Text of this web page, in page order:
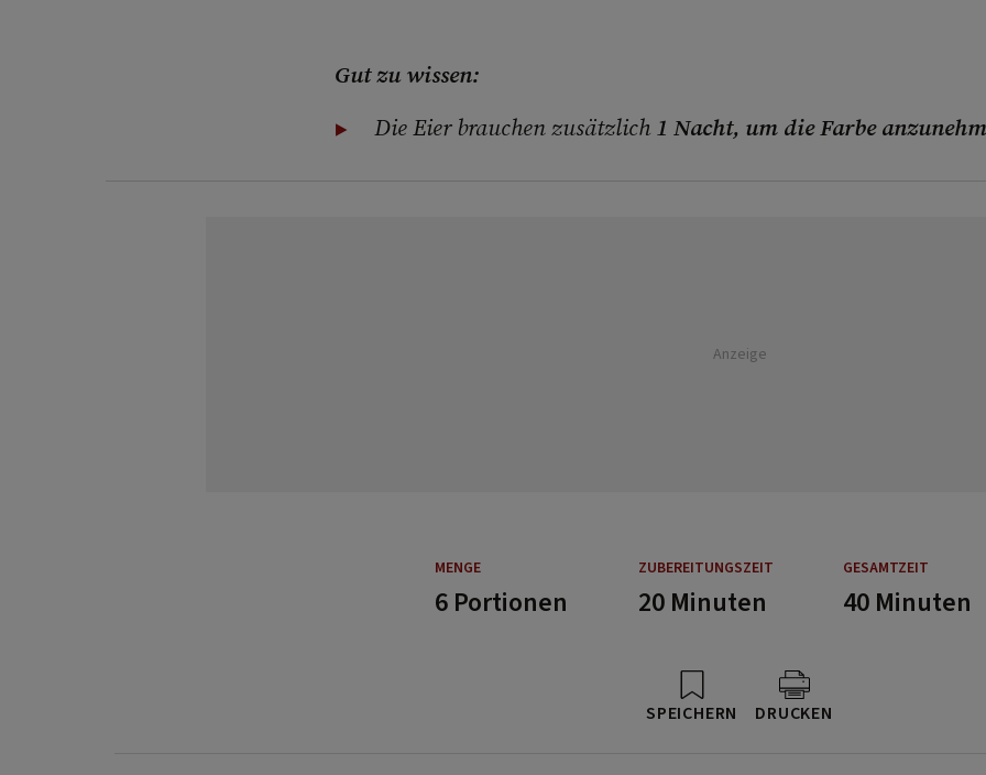
Gut zu wissen:
Die Eier brauchen zusätzlich 1 Nacht, um die Farbe
Anzeige
MENGE ZUBEREITUNGSZEIT GESAMTZEIT
6 Portionen 20 Minuten 40 Minuten
SPEICHERN DRUCKEN